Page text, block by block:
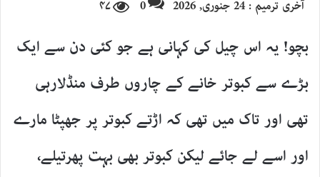
X
email
آخری ترمیم : 24 جنوری, 2026
0 ۴۷
بچو! یہ اس چیل کی کہانی ہے جو کئی دن سے ایک
بڑے سے کبوتر خانے کے چاروں طرف منڈلارہی
تھی اور تاک میں تھی کہ اڑتے کبوتر پر جھپٹا مارے
اور اسے لے جائے لیکن کبوتر بھی بہت پھرتیلے،